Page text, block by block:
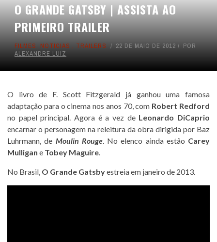
O GRANDE GATSBY | ASSISTA AO
PRIMEIRO TRAILER
FILMES, NOTICIAS , TRAILERS 22 DE MAIO DE 2012
POR
ALEXANDRE LUIZ
O livro de F. Scott Fitzgerald já ganhou uma famosa
adaptação para o cinema nos anos 70, com Robert Redford
no papel principal. Agora é a vez de Leonardo DiCaprio
encarnar o personagem na releitura da obra dirigida por Baz
Luhrmann, de Moulin Rouge. No elenco ainda estão Carey
Mulligan e Tobey Maguire.
No Brasil, O Grande Gatsbyestreia em janeiro de 2013.